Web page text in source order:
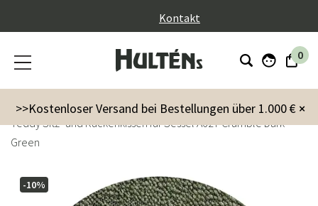
Kontakt
0
×
>>Kostenloser Versand bei Bestellungen über 1.000 €
Garten
Kissen
Teddy Sitz- und Rückenkissen für Sessel A627 Crumble Dark
Green
-10%